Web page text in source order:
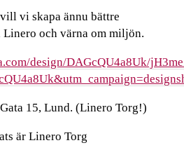
vi skapa ännu bättre
Linero och värna om miljön.
design/DAGcQU4a8Uk/
15, Lund. (Linero Torg!)
är Linero Torg